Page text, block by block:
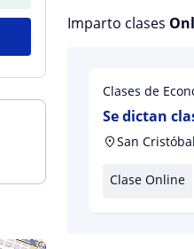
Imparto clases
Clases de
Se dictan
San Cristóbal
Clase Online